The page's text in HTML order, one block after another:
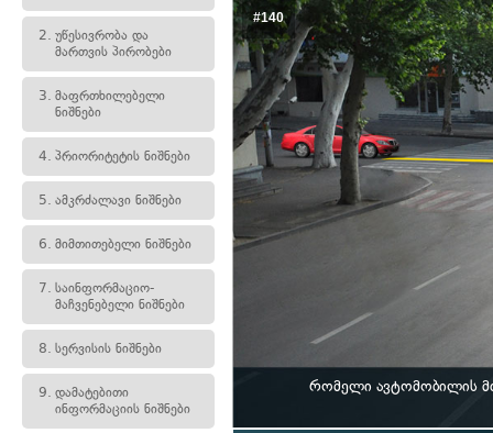
2. უწესივრობა და
მართვის პირობები
3. მაფრთხილებელი
ნიშნები
4. პრიორიტეტის ნიშნები
5. ამკრძალავი ნიშნები
6. მიმთითებელი ნიშნები
7. საინფორმაციო-
მაჩვენებელი ნიშნები
8. სერვისის ნიშნები
9. დამატებითი
ინფორმაციის ნიშნები
#140
რომელი ავტომობილის